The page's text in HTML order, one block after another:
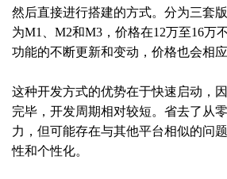
然后直接进行搭建的方式。分为三套
为M1、M2和M3，价格在12万至16万
功能的不断更新和变动，价格也会相应
这种开发方式的优势在于快速启动，
完毕，开发周期相对较短。省去了从
力，但可能存在与其他平台相似的问
性和个性化。